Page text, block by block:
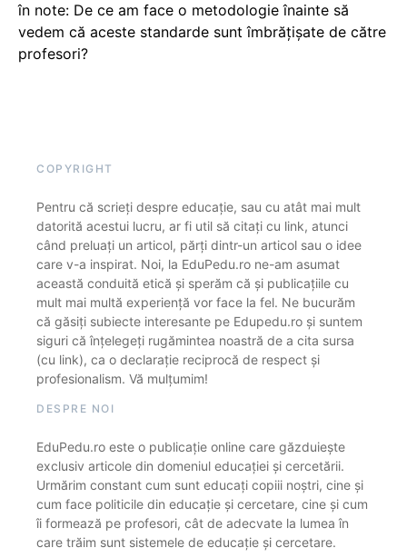
în note: De ce am face o metodologie înainte să
vedem că aceste standarde sunt îmbrățișate de către
profesori?
COPYRIGHT
Pentru că scrieți despre educație, sau cu atât mai mult
datorită acestui lucru, ar fi util să citați cu link, atunci
când preluați un articol, părți dintr-un articol sau o idee
care v-a inspirat. Noi, la EduPedu.ro ne-am asumat
această conduită etică și sperăm că și publicațiile cu
mult mai multă experiență vor face la fel. Ne bucurăm
că găsiți subiecte interesante pe Edupedu.ro și suntem
siguri că înțelegeți rugămintea noastră de a cita sursa
(cu link), ca o declarație reciprocă de respect și
profesionalism. Vă mulțumim!
DESPRE NOI
EduPedu.ro este o publicație online care găzduiește
exclusiv articole din domeniul educației și cercetării.
Urmărim constant cum sunt educați copiii noștri, cine și
cum face politicile din educație și cercetare, cine și cum
îi formează pe profesori, cât de adecvate la lumea în
care trăim sunt sistemele de educație și cercetare.